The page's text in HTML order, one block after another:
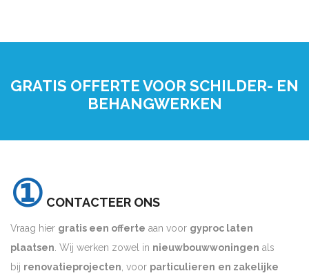
GRATIS OFFERTE VOOR SCHILDER- EN
BEHANGWERKEN
① CONTACTEER ONS
Vraag hier gratis een offerte aan voor gyproc laten
plaatsen. Wij werken zowel in nieuwbouwwoningen als
bij renovatieprojecten, voor particulieren en zakelijke